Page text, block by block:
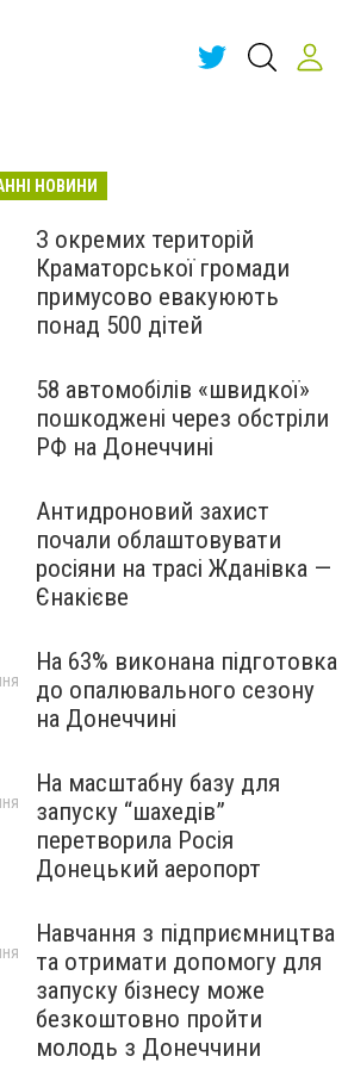
НОВИНИ
З окремих територій
Краматорської громади
примусово евакуюють
понад 500 дітей
58 автомобілів «швидкої»
пошкоджені через обстріли
РФ на Донеччині
Антидроновий захист
почали облаштовувати
росіяни на трасі Жданівка —
Єнакієве
На 63% виконана підготовка
до опалювального сезону
на Донеччині
На масштабну базу для
запуску “шахедів”
перетворила Росія
Донецький аеропорт
Навчання з підприємництва
та отримати допомогу для
запуску бізнесу може
безкоштовно пройти
молодь з Донеччини